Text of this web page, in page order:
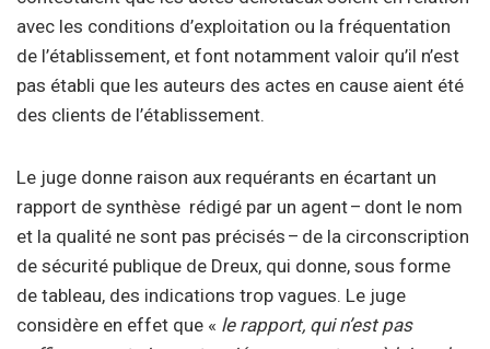
avec les conditions d’exploitation ou la fréquentation
de l’établissement, et font notamment valoir qu’il n’est
pas établi que les auteurs des actes en cause aient été
des clients de l’établissement.
Le juge donne raison aux requérants en écartant un
rapport de synthèse rédigé par un agent – dont le nom
et la qualité ne sont pas précisés – de la circonscription
de sécurité publique de Dreux, qui donne, sous forme
de tableau, des indications trop vagues. Le juge
considère en effet que « le rapport, qui n’est pas